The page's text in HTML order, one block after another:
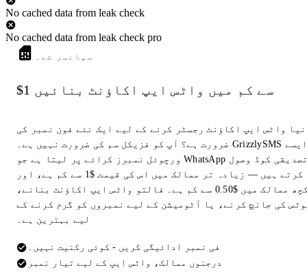
No cached data from leak check
No cached data from leak check pro
سپانسر شدہ
$1 سے کم میں واٹس ایپ اکاؤنٹ بنائیں
نیا واٹس ایپ اکاؤنٹ رجسٹر کرنے کے لیے ایک نئے فون نمبر کی
ضرورت ہے؟ آپ کو فزیکل سم کی ضرورت نہیں ہے۔ GrizzlySMS ایسے
ورچوئل نمبرز کرائے پر لیتا ہے جو WhatsApp تصدیقی کوڈ وصول
کرتے ہیں — زیادہ تر ممالک میں اس کی قیمت $1 سے کم ہے، اور
کچھ ممالک میں $0.50 سے کم ہے۔ فالتو واٹس ایپ اکاؤنٹ بنانے،
کی جانچ کرنے، یا آٹومیشن کے لیے نمبروں کو گرم کرنے کے
لیے بہترین ہے۔
فی نمبر ادائیگی کریں - کوئی رکنیت نہیں۔
درجنوں ممالک، واٹس ایپ کے لیے تیار نمبر